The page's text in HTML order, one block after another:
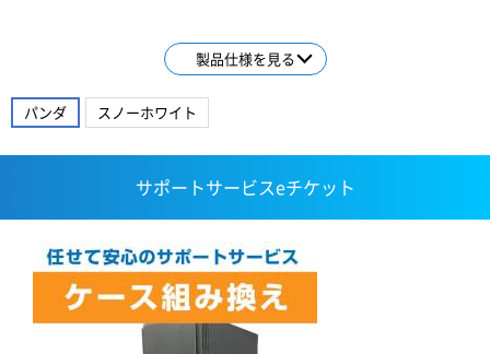
製品仕様を見る
パンダ スノーホワイト
サポートサービスeチケット